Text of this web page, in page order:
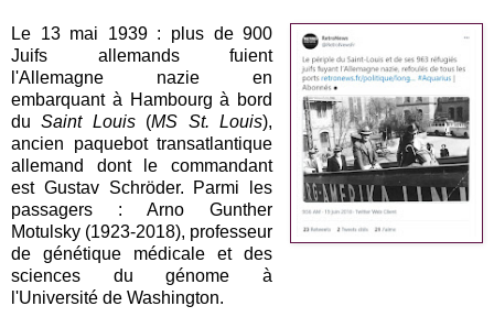
Le 13 mai 1939 : plus de 900
Juifs allemands fuient
l'Allemagne nazie en
embarquant à Hambourg à bord
duSaint Louis(MS St. Louis),
ancien paquebot transatlantique
allemand dont le commandant
est Gustav Schröder. Parmi les
passagers : Arno Gunther
Motulsky (1923-2018), professeur
de génétique médicale et des
sciences du génome à
l'Université de Washington.